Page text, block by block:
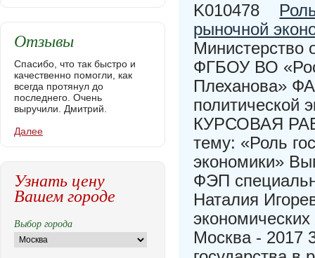
K010478
рыночной
Министерство
ФГБОУ ВО
Плеханова»
политической
КУРСОВАЯ
тему: «Роль
экономики»
ФЭП
Наталия
Москва - 2017
Отзывы
Спасибо, что так быстро и
качественно помогли, как
всегда протянул до
последнего. Очень
выручили. Дмитрий.
Далее
Узнать цену
Вашем городе
Выбор города